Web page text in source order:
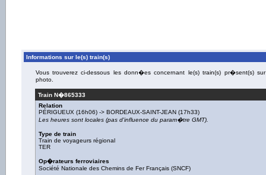
Informations sur le(s) train(s)
Vous trouverez ci-dessous les donn�es concernant le(s) train(s) pr�sent(s)
photo.
Train N�865333
Relation
PÉRIGUEUX (16h06) -> BORDEAUX-SAINT-JEAN (17h33)
Les heures sont locales (pas d'influence du param�tre GMT).
Type de train
Train de voyageurs régional
TER
Op�rateurs ferroviaires
Société Nationale des Chemins de Fer Français (SNCF)